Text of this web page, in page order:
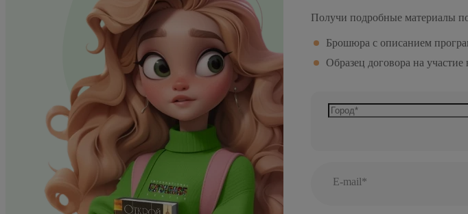
Получи подробные материалы
Брошюра с описанием
Образец договора на
E-mail*